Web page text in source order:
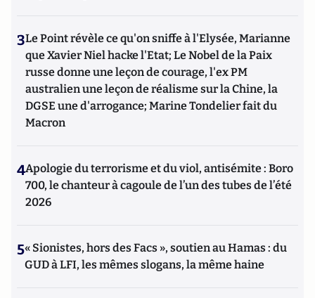
3Le Point révèle ce qu'on sniffe à l'Elysée, Marianne
que Xavier Niel hacke l'Etat; Le Nobel de la Paix
russe donne une leçon de courage, l'ex PM
australien une leçon de réalisme sur la Chine, la
DGSE une d'arrogance; Marine Tondelier fait du
Macron
4Apologie du terrorisme et du viol, antisémite : Boro
700, le chanteur à cagoule de l’un des tubes de l’été
2026
5« Sionistes, hors des Facs », soutien au Hamas : du
GUD à LFI, les mêmes slogans, la même haine